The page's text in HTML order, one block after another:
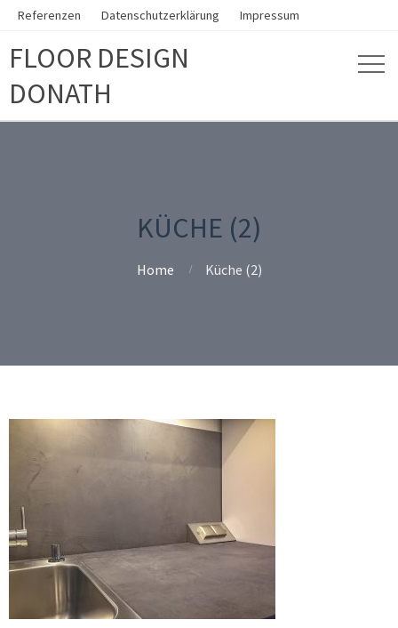
Referenzen Datenschutzerklärung Impressum
FLOOR DESIGN
DONATH
KÜCHE (2)
Home Küche (2)